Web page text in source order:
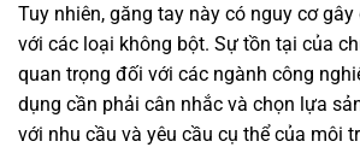
Tuy nhiên, găng tay này có nguy cơ
với các loại không bột. Sự tồn tại của
quan trọng đối với các ngành công
dụng cần phải cân nhắc và chọn lựa
với nhu cầu và yêu cầu cụ thể của môi